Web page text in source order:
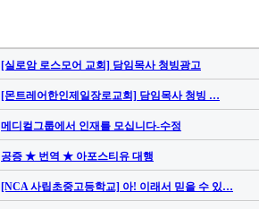
[실로암 로스모어 교회] 담임목사 청빙광고
[몬트레어한인제일장로교회] 담임목사 청빙 …
메디컬그룹에서 인재를 모십니다-수정
공증 ★ 번역 ★ 아포스티유 대행
[NCA 사립초중고등학교] 아! 이래서 믿을 수 있…